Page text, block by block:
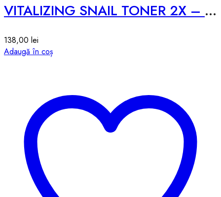
VITALIZING SNAIL TONER 2X – 200ml
138,00 lei
Adaugă în coș